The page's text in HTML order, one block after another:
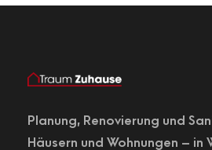
Planung, Renovierung und
Häusern und Wohnungen – in